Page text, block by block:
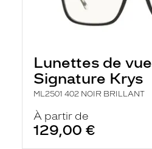
Lunettes de vue
Signature Krys
ML2501 402 NOIR BRILLANT
À partir de
129,00 €